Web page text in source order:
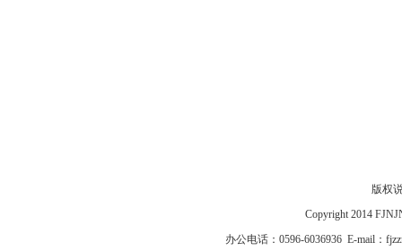
版权
Copyright 2014
办公电话：0596-6036936 E-mail：